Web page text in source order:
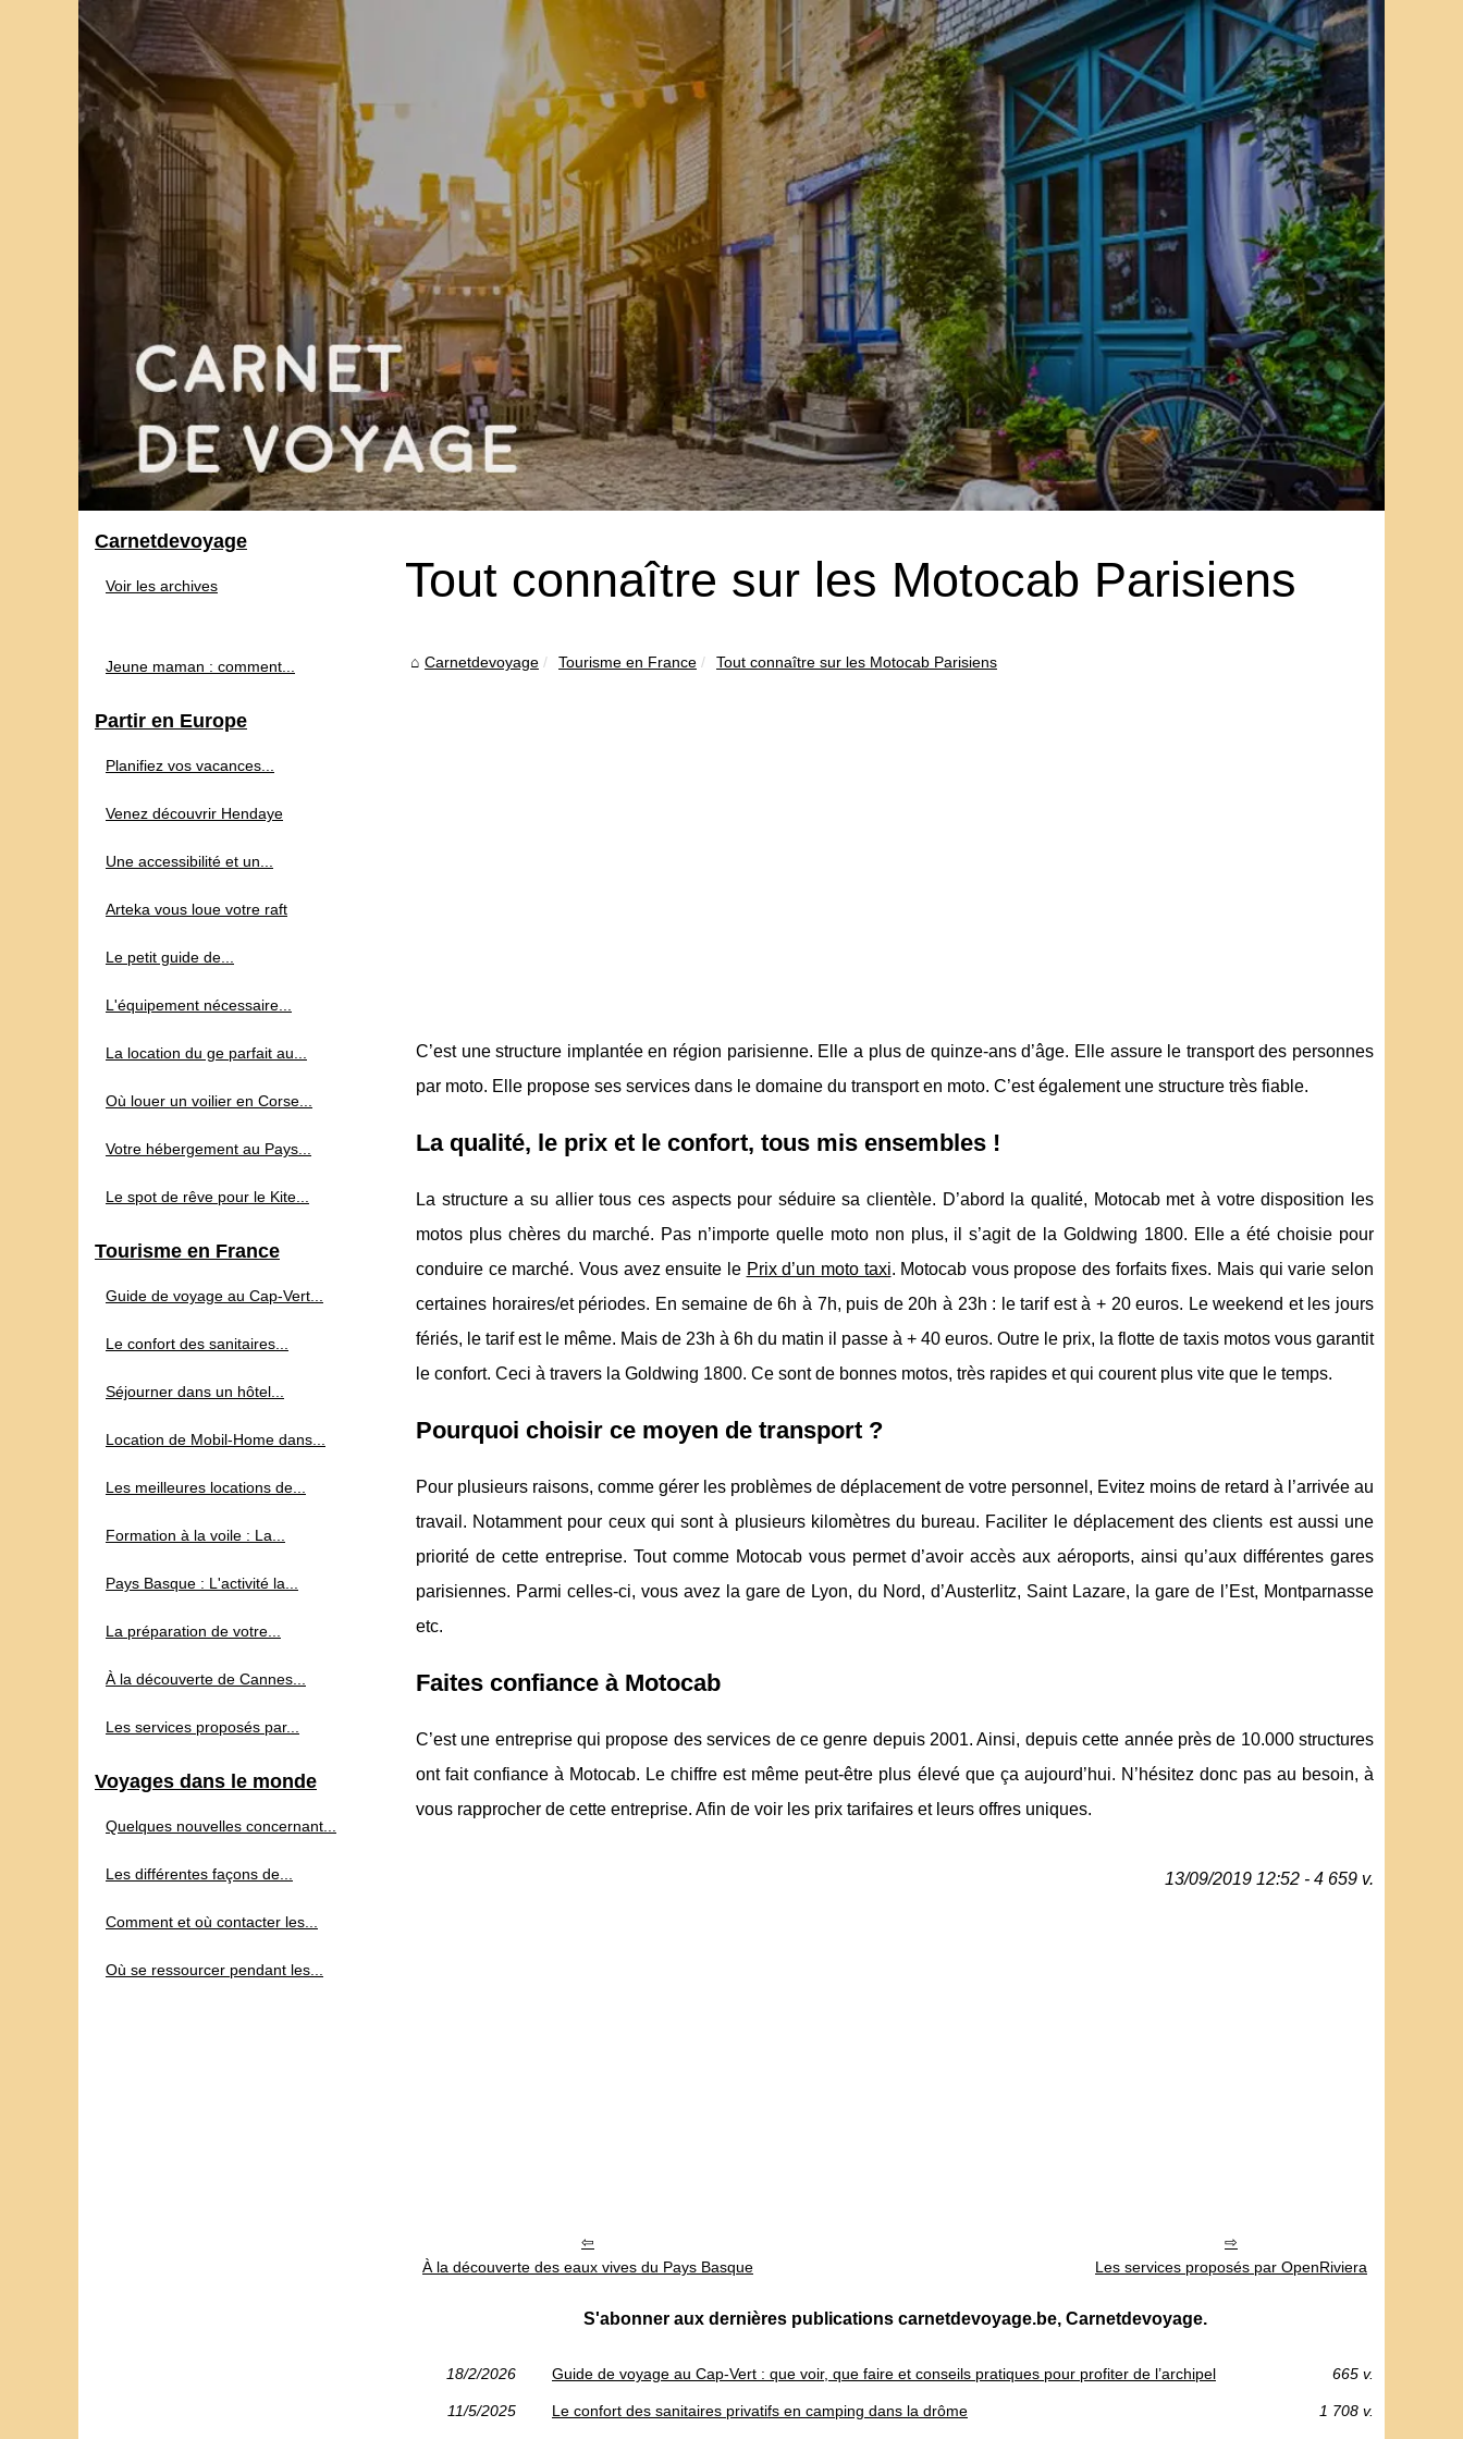
Tout connaître sur les Motocab Parisiens
Carnetdevoyage Tourisme en France Tout connaître sur les Motocab Parisiens
C’est une structure implantée en région parisienne. Elle a plus de quinze-ans d’âge. Elle assure le transport des personnes
par moto. Elle propose ses services dans le domaine du transport en moto. C’est également une structure très fiable.
La qualité, le prix et le confort, tous mis ensembles !
La structure a su allier tous ces aspects pour séduire sa clientèle. D’abord la qualité, Motocab met à votre disposition les
motos plus chères du marché. Pas n’importe quelle moto non plus, il s’agit de la Goldwing 1800. Elle a été choisie pour
conduire ce marché. Vous avez ensuite le Prix d’un moto taxi. Motocab vous propose des forfaits fixes. Mais qui varie selon
certaines horaires/et périodes. En semaine de 6h à 7h, puis de 20h à 23h : le tarif est à + 20 euros. Le weekend et les jours
fériés, le tarif est le même. Mais de 23h à 6h du matin il passe à + 40 euros. Outre le prix, la flotte de taxis motos vous garantit
le confort. Ceci à travers la Goldwing 1800. Ce sont de bonnes motos, très rapides et qui courent plus vite que le temps.
Pourquoi choisir ce moyen de transport ?
Pour plusieurs raisons, comme gérer les problèmes de déplacement de votre personnel, Evitez moins de retard à l’arrivée au
travail. Notamment pour ceux qui sont à plusieurs kilomètres du bureau. Faciliter le déplacement des clients est aussi une
priorité de cette entreprise. Tout comme Motocab vous permet d’avoir accès aux aéroports, ainsi qu’aux différentes gares
parisiennes. Parmi celles-ci, vous avez la gare de Lyon, du Nord, d’Austerlitz, Saint Lazare, la gare de l’Est, Montparnasse
etc.
Faites confiance à Motocab
C’est une entreprise qui propose des services de ce genre depuis 2001. Ainsi, depuis cette année près de 10.000 structures
ont fait confiance à Motocab. Le chiffre est même peut-être plus élevé que ça aujourd’hui. N’hésitez donc pas au besoin, à
vous rapprocher de cette entreprise. Afin de voir les prix tarifaires et leurs offres uniques.
13/09/2019 12:52 - 4 659 v.
À la découverte des eaux vives du Pays Basque Les services proposés par OpenRiviera
S'abonner aux dernières publications carnetdevoyage.be, Carnetdevoyage.
18/2/2026 Guide de voyage au Cap‑Vert : que voir, que faire et conseils pratiques pour profiter de l’archipel 665 v.
11/5/2025 Le confort des sanitaires privatifs en camping dans la drôme 1 708 v.
Carnetdevoyage
Voir les archives
Jeune maman : comment...
Partir en Europe
Planifiez vos vacances...
Venez découvrir Hendaye
Une accessibilité et un...
Arteka vous loue votre raft
Le petit guide de...
L'équipement nécessaire...
La location du ge parfait au...
Où louer un voilier en Corse...
Votre hébergement au Pays...
Le spot de rêve pour le Kite...
Tourisme en France
Guide de voyage au Cap‑Vert...
Le confort des sanitaires...
Séjourner dans un hôtel...
Location de Mobil-Home dans...
Les meilleures locations de...
Formation à la voile : La...
Pays Basque : L'activité la...
La préparation de votre...
À la découverte de Cannes...
Les services proposés par...
Voyages dans le monde
Quelques nouvelles concernant...
Les différentes façons de...
Comment et où contacter les...
Où se ressourcer pendant les...